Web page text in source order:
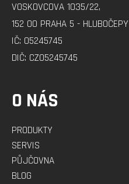
VOSKOVCOVA 1035/22,
152 00 PRAHA 5 - HLUBOČEPY
IČ: 05245745
DIČ: CZ05245745
O NÁS
PRODUKTY
SERVIS
PŮJČOVNA
BLOG